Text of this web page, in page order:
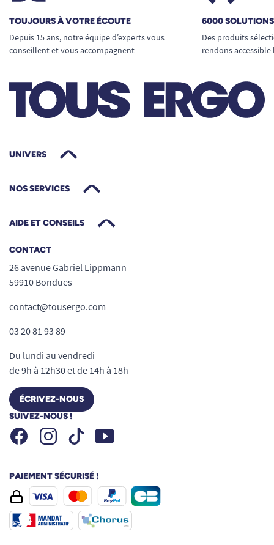
TOUJOURS À VOTRE ÉCOUTE
Depuis 15 ans, notre équipe d’experts vous
conseillent et vous accompagnent
6000
Des produits
rendons
UNIVERS
NOS SERVICES
AIDE ET CONSEILS
CONTACT
26 avenue Gabriel Lippmann
59910 Bondues
contact@tousergo.com
03 20 81 93 89
Du lundi au vendredi
de 9h à 12h30 et de 14h à 18h
ÉCRIVEZ-NOUS
SUIVEZ-NOUS !
FacebookInstagramTiktok Youtube
PAIEMENT SÉCURISÉ !